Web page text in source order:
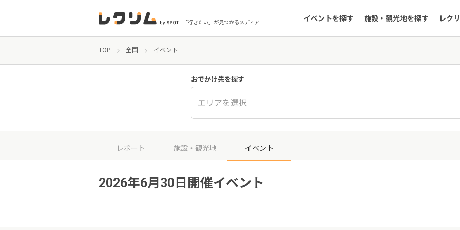
「行きたい」が見つかるメディア イベントを探す 施設・観光地を探す レク
TOP 全国 イベント
おでかけ先を探す
エリアを選択
レポート 施設・観光地 イベント
2026年6月30日開催イベント